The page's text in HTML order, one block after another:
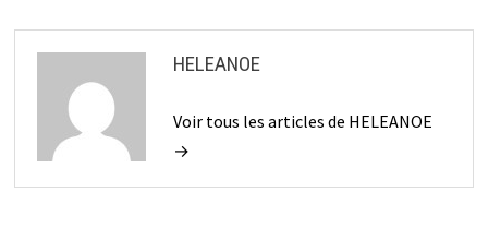
HELEANOE
Voir tous les articles de HELEANOE
→